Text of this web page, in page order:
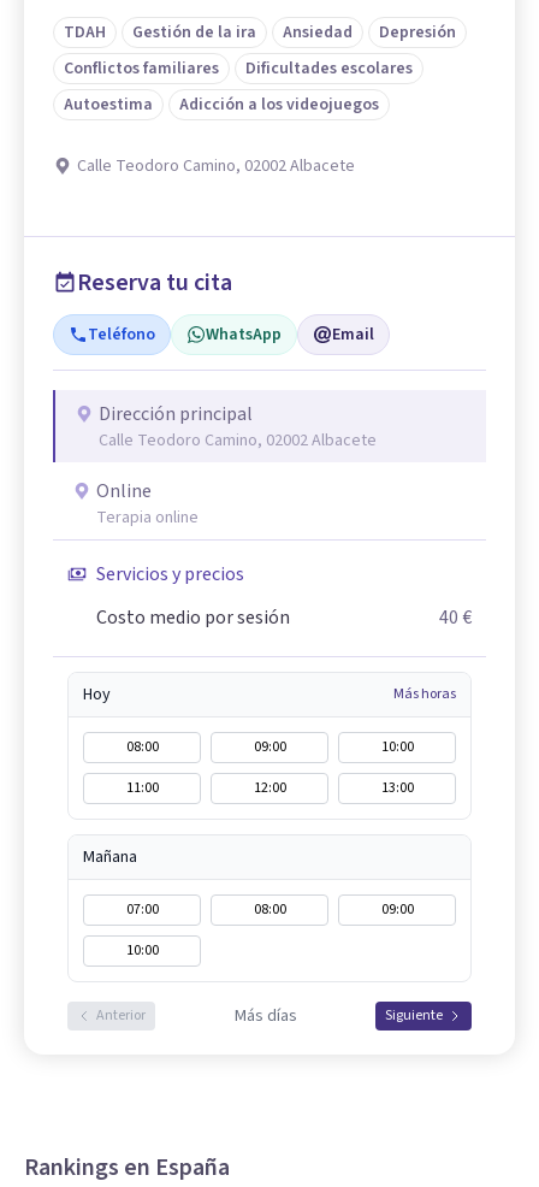
TDAH Gestión de la ira Ansiedad
Depresión
Conflictos familiares
Dificultades escolares
Autoestima
Adicción a los videojuegos
Calle Teodoro Camino, 02002 Albacete
Reserva tu cita
Teléfono WhatsApp Email
Dirección principal
Calle Teodoro Camino, 02002 Albacete
Online
Terapia online
Servicios y precios
Costo medio por sesión
40 €
Hoy Más horas
08:00 09:00
10:00
11:00
12:00 13:00
Mañana
07:00 08:00
09:00
10:00
Anterior Más días Siguiente
Rankings en España